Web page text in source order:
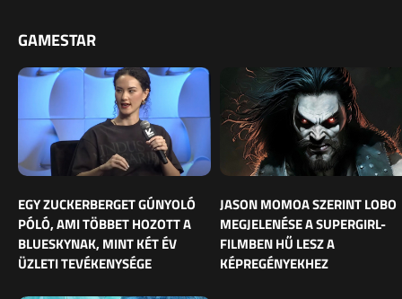
GAMESTAR
EGY ZUCKERBERGET GÚNYOLÓ
PÓLÓ, AMI TÖBBET HOZOTT A
BLUESKYNAK, MINT KÉT ÉV
ÜZLETI TEVÉKENYSÉGE
JASON MOMOA SZERINT LOBO
MEGJELENÉSE A SUPERGIRL-
FILMBEN HŰ LESZ A
KÉPREGÉNYEKHEZ